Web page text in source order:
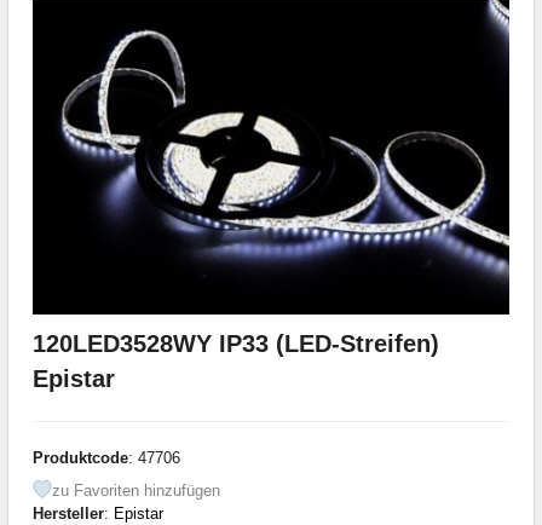
120LED3528WY IP33 (LED-Streifen)
Epistar
Produktcode: 47706
zu Favoriten hinzufügen
Hersteller: Epistar